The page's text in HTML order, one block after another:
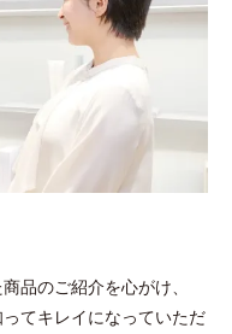
品のご紹介を心がけ、
てキレイになっていただ